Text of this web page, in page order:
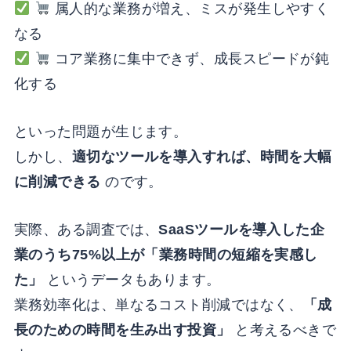
属人的な業務が増え、ミスが発生しやすく
なる
コア業務に集中できず、成長スピードが鈍
化する
といった問題が生じます。
しかし、 適切なツールを導入すれば、時間を大幅
に削減できる のです。
実際、ある調査では、SaaSツールを導入した企
業のうち75%以上が「業務時間の短縮を実感し
た」
というデータもあります。
業務効率化は、単なるコスト削減ではなく、
「成
長のための時間を生み出す投資」
と考えるべきで